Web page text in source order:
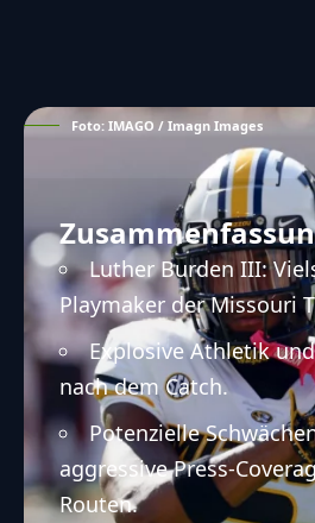
Foto: IMAGO / Imagn Images
Luther Burden III:
Playmaker der Missouri
Explosive Athletik
nach dem Catch.
Potenzielle
aggressive Press-
Routen.